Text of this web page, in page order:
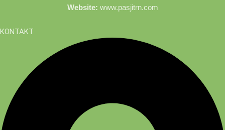
Website: www.pasjitrn.com
KONTAKT